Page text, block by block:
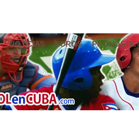
NOTICIAS FOROS